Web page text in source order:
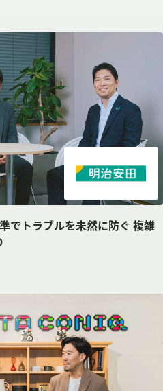
でトラブルを未然に防ぐ 複雑